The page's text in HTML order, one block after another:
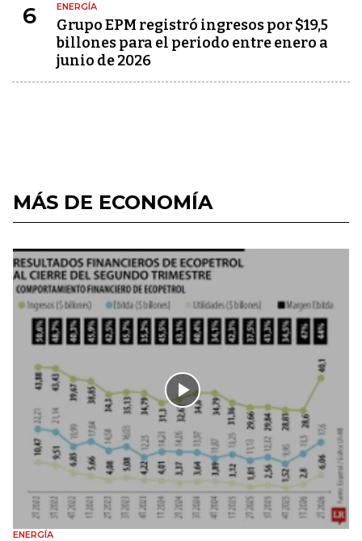
6 ENERGÍA
Grupo EPM registró ingresos por $19,5
billones para el periodo entre enero a
junio de 2026
MÁS DE ECONOMÍA
ENERGÍA